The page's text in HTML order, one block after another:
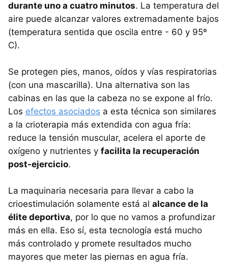
durante uno a cuatro minutos. La temperatura del
aire puede alcanzar valores extremadamente bajos
(temperatura sentida que oscila entre - 60 y 95º
C).
Se protegen pies, manos, oídos y vías respiratorias
(con una mascarilla). Una alternativa son las
cabinas en las que la cabeza no se expone al frío.
Los efectos asociados a esta técnica son similares
a la crioterapia más extendida con agua fría:
reduce la tensión muscular, acelera el aporte de
oxígeno y nutrientes y facilita la recuperación
post-ejercicio.
La maquinaria necesaria para llevar a cabo la
crioestimulación solamente está al alcance de la
élite deportiva, por lo que no vamos a profundizar
más en ella. Eso sí, esta tecnología está mucho
más controlado y promete resultados mucho
mayores que meter las piernas en agua fría.